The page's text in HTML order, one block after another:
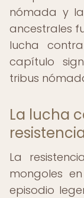
nómada y
ancestrales
lucha
capítulo
tribus
La lucha
La
mongoles
episodio